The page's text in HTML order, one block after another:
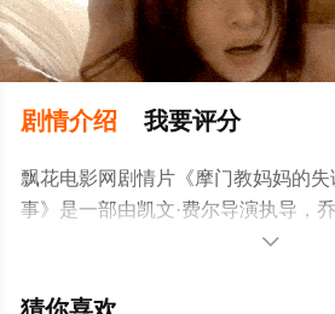
剧情介绍 我要评分
飘花电影网剧情片《摩门教妈妈的失
事》是一部由凯文·费尔导演执导，
勒,诺伦·杜布克,安纳斯顿·芒罗等演
院，更多相关信息可移步至豆瓣电影
